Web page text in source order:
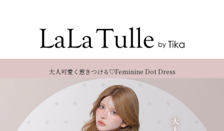
大人可愛く惹きつける♡Feminine Dot Dress